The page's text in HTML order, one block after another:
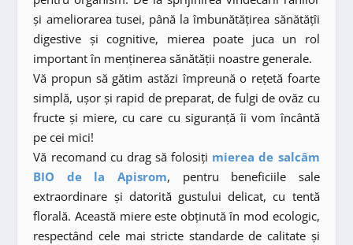
și ameliorarea tusei, până la îmbunătățirea sănătățîi
digestive și cognitive, mierea poate juca un rol
important în menținerea sănătății noastre generale.
Vă propun să gătim astăzi împreună o rețetă foarte
simplă, ușor și rapid de preparat, de fulgi de ovăz cu
fructe și miere, cu care cu siguranță îi vom încântă
pe cei mici!
Vă recomand cu drag să folosiți mierea de salcâm
BIO de la Apisrom, pentru beneficiile sale
extraordinare și datorită gustului delicat, cu tentă
florală. Această miere este obținută în mod ecologic,
respectând cele mai stricte standarde de calitate și